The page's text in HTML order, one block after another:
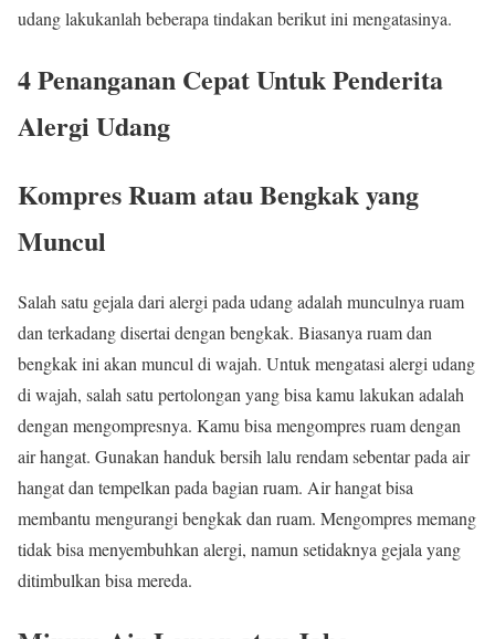
udang lakukanlah beberapa tindakan berikut ini mengatasinya.
4 Penanganan Cepat Untuk Penderita
Alergi Udang
Kompres Ruam atau Bengkak yang
Muncul
Salah satu gejala dari alergi pada udang adalah munculnya ruam
dan terkadang disertai dengan bengkak. Biasanya ruam dan
bengkak ini akan muncul di wajah. Untuk mengatasi alergi udang
di wajah, salah satu pertolongan yang bisa kamu lakukan adalah
dengan mengompresnya. Kamu bisa mengompres ruam dengan
air hangat. Gunakan handuk bersih lalu rendam sebentar pada air
hangat dan tempelkan pada bagian ruam. Air hangat bisa
membantu mengurangi bengkak dan ruam. Mengompres memang
tidak bisa menyembuhkan alergi, namun setidaknya gejala yang
ditimbulkan bisa mereda.